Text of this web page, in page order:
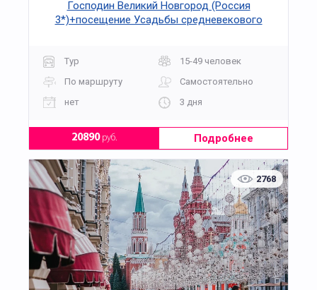
Господин Великий Новгород (Россия
3*)+посещение Усадьбы средневекового
Тур
15-49 человек
По маршруту
Самостоятельно
нет
3 дня
20890руб. Подробнее
2768